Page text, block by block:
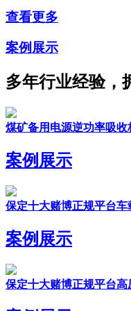
查看更多
案例展示
多年行业经验，
煤矿备用电源逆功率吸收
案例展示
保定十大赌博正规平台
案例展示
保定十大赌博正规平台